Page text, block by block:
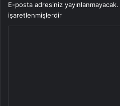
E-posta adresiniz yayınlanmayacak.
işaretlenmişlerdir